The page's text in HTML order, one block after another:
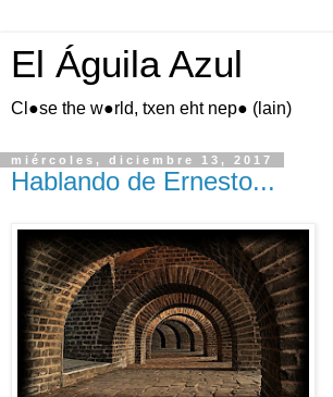
El Águila Azul
Cl●se the w●rld, txen eht nep● (lain)
miércoles, diciembre 13, 2017
Hablando de Ernesto...